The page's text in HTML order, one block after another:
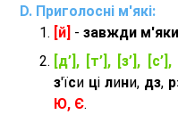
Приголосні м'які:
[й] - завжди
[д’], [т’], [з’],
з'їси ці лини, дз, р
Ю, Є.